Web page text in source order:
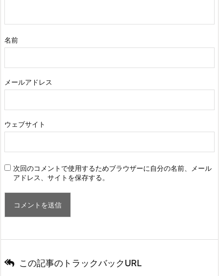
名前
メールアドレス
ウェブサイト
次回のコメントで使用するためブラウザーに自分の名前、メール
アドレス、サイトを保存する。
この記事のトラックバックURL